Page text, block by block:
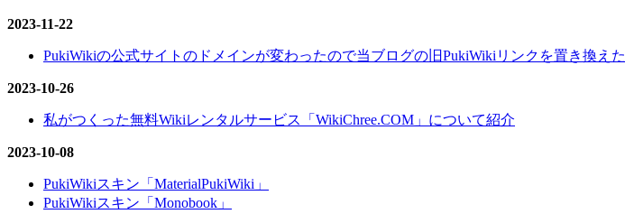
2023-11-22
PukiWikiの公式サイトのドメインが変わったので当ブログの旧PukiWikiリンクを置き換えた
2023-10-26
私がつくった無料Wikiレンタルサービス「WikiChree.COM」について紹介
2023-10-08
PukiWikiスキン「MaterialPukiWiki」
PukiWikiスキン「Monobook」